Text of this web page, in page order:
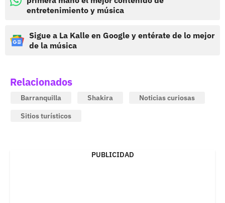
entretenimiento y música
Sigue a La Kalle en Google y entérate de lo mejor
de la música
Relacionados
Barranquilla Shakira
Noticias curiosas
Sitios turísticos
PUBLICIDAD